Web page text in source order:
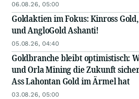
06.08.26, 05:00
Goldaktien im Fokus: Kinross
und AngloGold Ashanti!
05.08.26, 04:40
Goldbranche bleibt optimistisch:
und Orla Mining die Zukunft
Ass Lahontan Gold im Ärmel hat
03.08.26, 05:00